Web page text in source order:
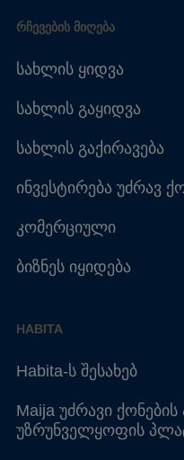
ᲠᲩᲔᲕᲔᲑᲘᲡ ᲛᲘᲦᲔᲑᲐ
სახლის ყიდვა
სახლის გაყიდვა
სახლის გაქირავება
ინვესტირება უძრავ
კომერციული
ბიზნეს იყიდება
HABITA
Habita-ს შესახებ
Maija უძრავი
უზრუნველყოფის